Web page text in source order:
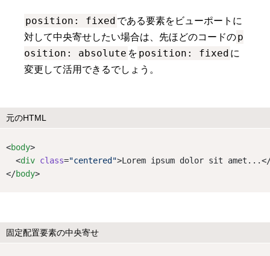
position: fixed である要素をビューポートに
対して中央寄せしたい場合は、先ほどのコードのp
osition: absolute を position: fixed に
変更して活用できるでしょう。
元のHTML
<body>
  <
div class="centered">Lorem ipsum dolor sit
</body>
固定配置要素の中央寄せ